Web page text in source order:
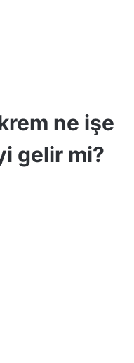
ne işe
gelir mi?